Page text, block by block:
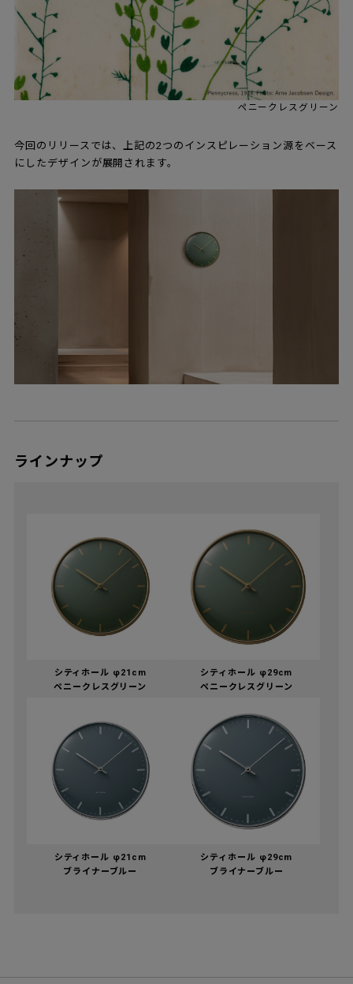
ペニークレスグリーン
今回のリリースでは、上記の2つのインスピレーション源をベース
にしたデザインが展開されます。
ラインナップ
シティホール φ21cm
ペニークレスグリーン
シティホール φ29cm
ペニークレスグリーン
シティホール φ21cm
ブライナーブルー
シティホール φ29cm
ブライナーブルー